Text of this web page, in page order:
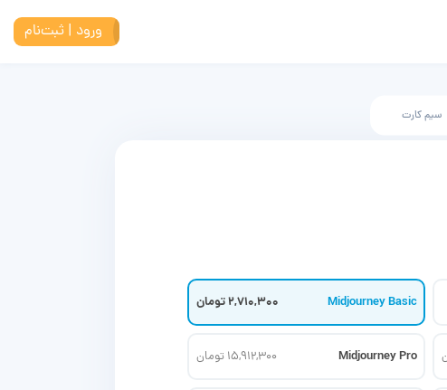
ورود | ثبت‌نام
سیم کارت
Midjourney Basic 2,710,300 تومان
Midjourney Pro 15,912,300 تومان